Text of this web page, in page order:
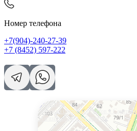
Номер телефона
+7(904)-240-27-39
+7 (8452) 597-222
Валентина
Доставка цветов и букетов в Саратове
Магазин цветов в Саратове